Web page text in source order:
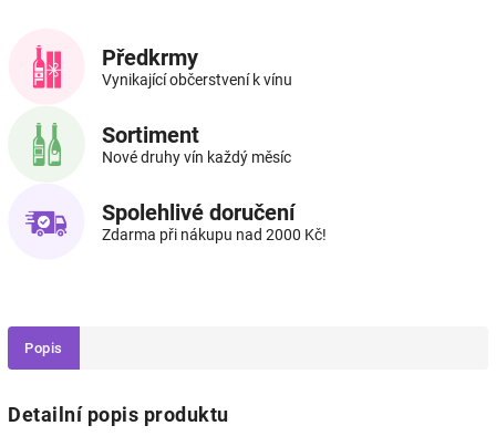
Předkrmy
Vynikající občerstvení k vínu
Sortiment
Nové druhy vín každý měsíc
Spolehlivé doručení
Zdarma při nákupu nad 2000 Kč!
Popis
Detailní popis produktu